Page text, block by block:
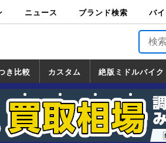
ニュース ブランド検索 バ
バ
き比較 カスタム
カスタム
一覧
ホンダ
ヤマハ
スズキ
カワサキ
絶版ミドルバイク
絶版ミドルバイク
一覧
ホンダ
ヤマハ
スズキ
カワサキ
道の駅調査隊
ツーリング情報局
日本の道50選
国道めぐり
林道ツーリング